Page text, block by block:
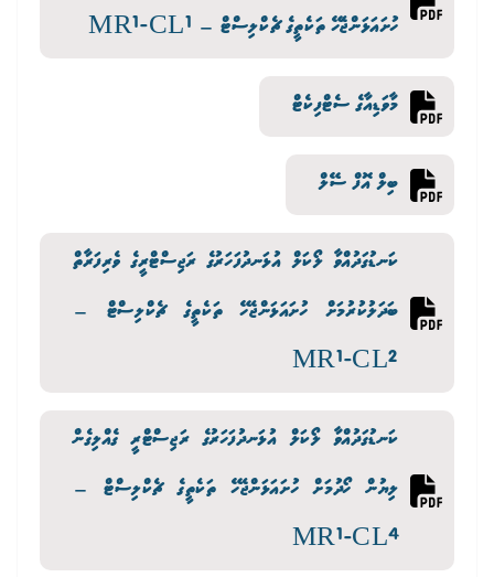
ހުށައަޅަންޖެހޭ ތަކެތީގެ ޗެކްލިސްޓް – MR1-CL1
މާވަޑިއާގެ ސެޓްފިކެޓް
ބިލް އޮފް ސޭލް
ކަނޑުގަދުއްވާ ލޯކަލް އުޅަނދުފަހަރުގެ ރަޖިސްޓްރީގެ ވެރިފަރާތް
ބަދަލުކުރުމަށް ހުށައަޅަންޖެހޭ ތަކެތީގެ ޗެކްލިސްޓް –
MR1-CL2
ކަނޑުގަދުއްވާ ލޯކަލް އުޅަނދުފަހަރުގެ ރަޖިސްޓްރީ ގެއްލިގެން
ލިޔުން ހޯދުމަށް ހުށައަޅަންޖެހޭ ތަކެތީގެ ޗެކްލިސްޓް –
MR1-CL4